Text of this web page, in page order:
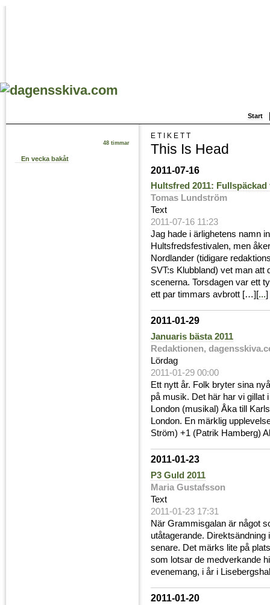
Start
48 timmar
En vecka bakåt
ETIKETT
This Is Head
2011-07-16
Hultsfred 2011:
Tomas Lundström
Text
2011-07-16 11:23
Jag hade i ärlighetens namn
Hultsfredsfestivalen, men
Nordlander (tidigare
SVT:s Klubbland) vet man att
scenerna. Torsdagen var ett
ett par timmars avbrott […][...]
2011-01-29
Januaris bästa 2011
Redaktionen,
Lördag
2011-01-29 00:00
Ett nytt år. Folk bryter sina
på musik. Det här har vi gillat
London (musikal) Åka till
London. En märklig
Ström) +1 (Patrik Hamberg)
2011-01-23
P3 Guld 2011
Maria Gustafsson
Text
2011-01-23 17:31
När Grammisgalan är något
utåtagerande.
senare. Det märks lite på
som lotsar de medverkande
evenemang, i år i
2011-01-20